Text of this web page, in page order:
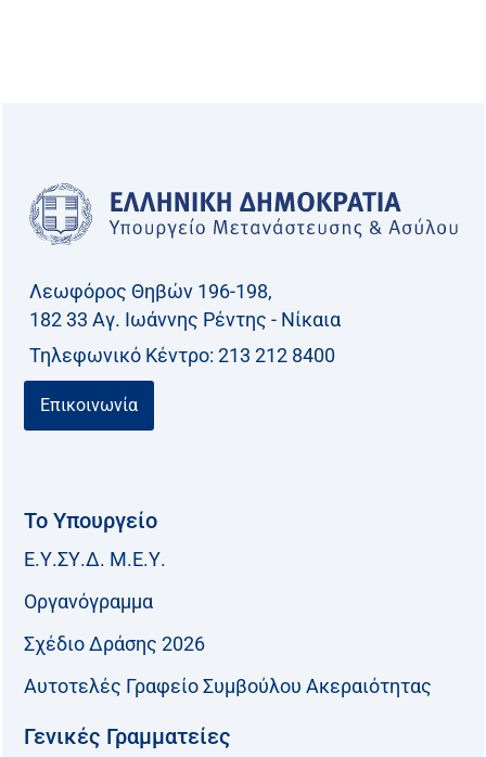
Λεωφόρος Θηβών 196-198,
182 33 Aγ. Ιωάννης Ρέντης - Νίκαια
Τηλεφωνικό Kέντρο: 213 212 8400
Επικοινωνία
Το Υπουργείο
Ε.Υ.ΣΥ.Δ. Μ.Ε.Υ.
Οργανόγραμμα
Σχέδιο Δράσης 2026
Αυτοτελές Γραφείο Συμβούλου Ακεραιότητας
Γενικές Γραμματείες